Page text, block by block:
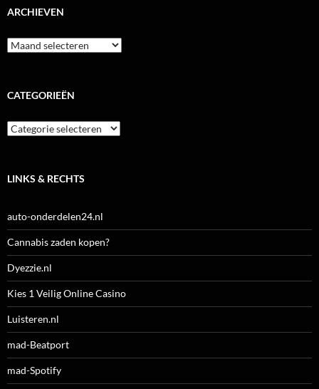
ARCHIEVEN
Archieven
CATEGORIEËN
Categorieën
LINKS & RECHTS
auto-onderdelen24.nl
Cannabis zaden kopen?
Dyezzie.nl
Kies 1 Veilig Online Casino
Luisteren.nl
mad-Beatport
mad-Spotify